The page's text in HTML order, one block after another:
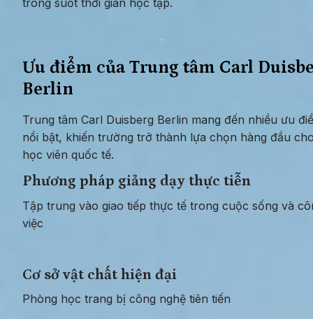
trong suốt thời gian học tập.
Ưu điểm của Trung tâm Carl
Berlin
Trung tâm Carl Duisberg Berlin mang đến nhiều ưu
nổi bật, khiến trường trở thành lựa chọn hàng đầu
học viên quốc tế.
Phương pháp giảng dạy thực tiễn
Tập trung vào giao tiếp thực tế trong cuộc sống và
việc
Cơ sở vật chất hiện đại
Phòng học trang bị công nghệ tiên tiến